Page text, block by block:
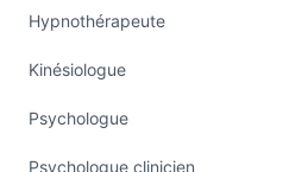
Hypnothérapeute
Kinésiologue
Psychologue
Psychologue clinicien